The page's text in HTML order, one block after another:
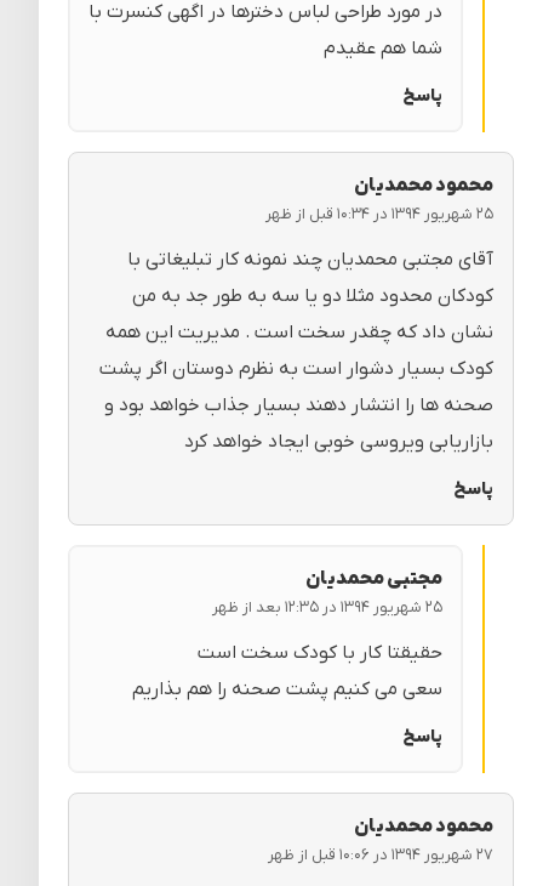
در مورد طراحی لباس دخترها در اگهی کنسرت با
شما هم عقیدم
پاسخ
محمود محمدیان
۲۵ شهریور ۱۳۹۴ در ۱۰:۳۴ قبل از ظهر
آقای مجتبی محمدیان چند نمونه کار تبلیغاتی با
کودکان محدود مثلا دو یا سه به طور جد به من
نشان داد که چقدر سخت است . مدیریت این همه
کودک بسیار دشوار است به نظرم دوستان اگر پشت
صحنه ها را انتشار دهند بسیار جذاب خواهد بود و
بازاریابی ویروسی خوبی ایجاد خواهد کرد
پاسخ
مجتبی محمدیان
۲۵ شهریور ۱۳۹۴ در ۱۲:۳۵ بعد از ظهر
حقیقتا کار با کودک سخت است
سعی می کنیم پشت صحنه را هم بذاریم
پاسخ
محمود محمدیان
۲۷ شهریور ۱۳۹۴ در ۱۰:۰۶ قبل از ظهر